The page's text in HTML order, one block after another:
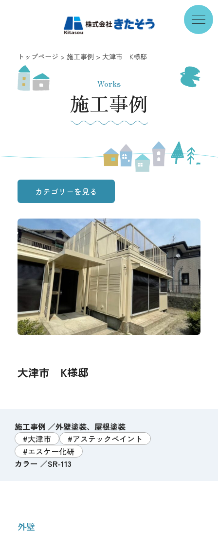
トップページ 施工事例 大津市 K様邸
Works
施工事例
カテゴリーを見る
大津市 K様邸
施工事例 外壁塗装
屋根塗装
#大津市
#アステックペイント
#エスケー化研
カラー
SR-113
外壁